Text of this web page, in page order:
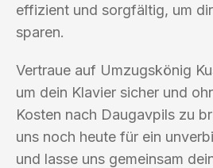
effizient und sorgfältig, um
sparen.
Vertraue auf Umzugskönig
um dein Klavier sicher und
Kosten nach Daugavpils zu
uns noch heute für ein
und lasse uns gemeinsam